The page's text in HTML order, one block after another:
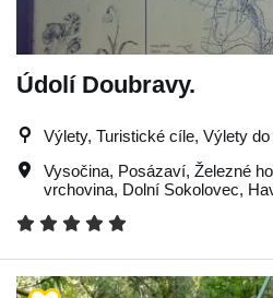
Údolí Doubravy.
Výlety, Turistické cíle, Výlety
Vysočina, Posázaví, Železné
vrchovina, Dolní Sokolovec,